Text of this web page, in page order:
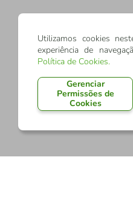
Utilizamos cookies
experiência de
Política de Cookies.
Gerenciar
Permissões de
Cookies